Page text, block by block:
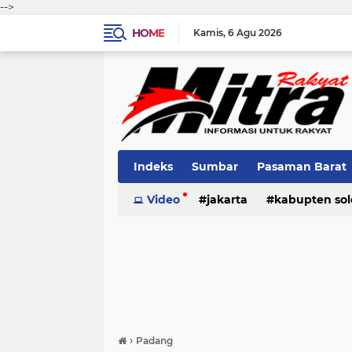
-->
HOME
Kamis 6 Agu 2026
Indeks Sumbar Pasaman Barat
Pariaman Kota Solok Bank
Video jakarta kabupten
› Padang